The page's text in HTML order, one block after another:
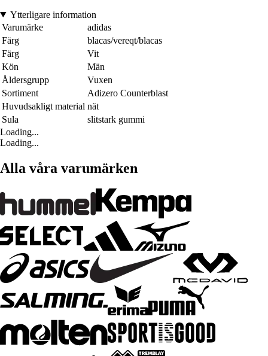
Ytterligare information
Varumärke
adidas
Färg
blacas/vereqt/blacas
Färg
Vit
Kön
Män
Åldersgrupp
Vuxen
Sortiment
Adizero Counterblast
Huvudsakligt material nät
Sula
slitstark gummi
Loading...
Loading...
Alla våra varumärken